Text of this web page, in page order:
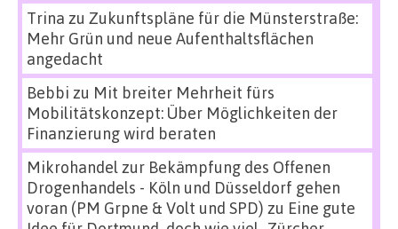
Trina zu Zukunftspläne für die Münsterstraße:
Mehr Grün und neue Aufenthaltsflächen
angedacht
Bebbi zu Mit breiter Mehrheit fürs
Mobilitätskonzept: Über Möglichkeiten der
Finanzierung wird beraten
Mikrohandel zur Bekämpfung des Offenen
Drogenhandels - Köln und Düsseldorf gehen
voran (PM Grpne & Volt und SPD) zu Eine gute